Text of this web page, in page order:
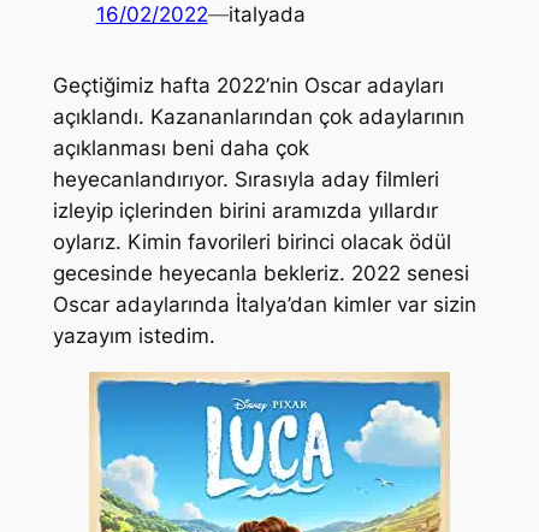
16/02/2022—italyada
Geçtiğimiz hafta 2022’nin Oscar adayları
açıklandı. Kazananlarından çok adaylarının
açıklanması beni daha çok
heyecanlandırıyor. Sırasıyla aday filmleri
izleyip içlerinden birini aramızda yıllardır
oylarız. Kimin favorileri birinci olacak ödül
gecesinde heyecanla bekleriz. 2022 senesi
Oscar adaylarında İtalya’dan kimler var sizin
yazayım istedim.